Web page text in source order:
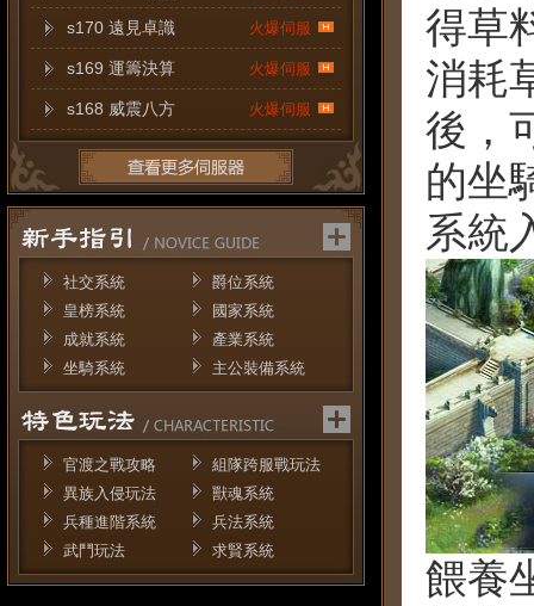
s170 遠見卓識 火爆伺服
s169 運籌決算 火爆伺服
s168 威震八方 火爆伺服
社交系統
爵位系統
皇榜系統
國家系統
成就系統
產業系統
坐騎系統
主公裝備系統
官渡之戰攻略
組隊跨服戰玩法
異族入侵玩法
獸魂系統
兵種進階系統
兵法系統
武鬥玩法
求賢系統
得草
消耗
後，
的坐
系統
餵養